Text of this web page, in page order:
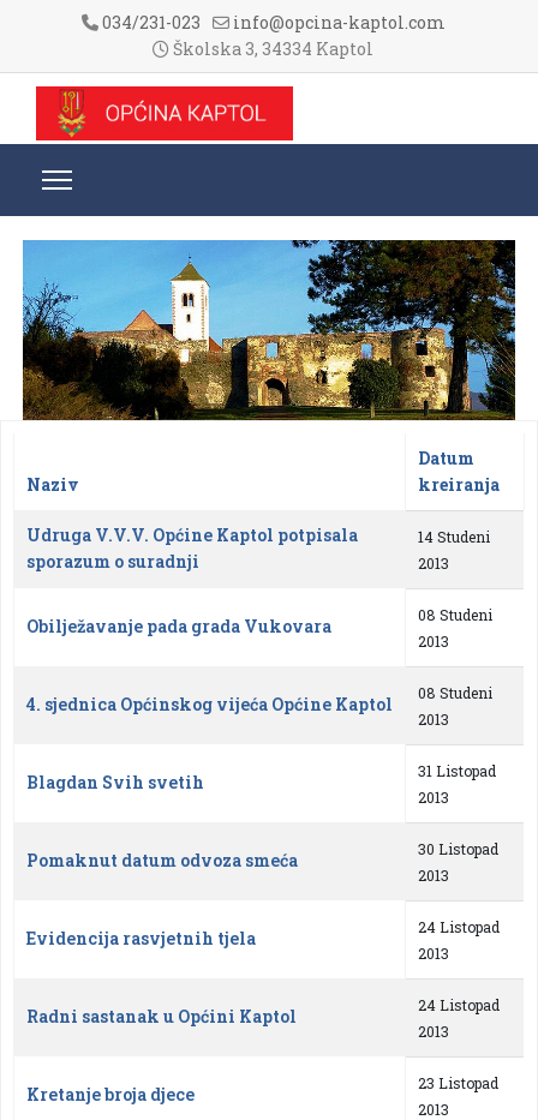
034/231-023
info@opcina-kaptol.com
Školska 3, 34334 Kaptol
Naziv
Datum
kreiranja
Udruga V.V.V. Općine Kaptol potpisala
sporazum o suradnji
14 Studeni
2013
Obilježavanje pada grada Vukovara
08 Studeni
2013
4. sjednica Općinskog vijeća Općine Kaptol
08 Studeni
2013
Blagdan Svih svetih
31 Listopad
2013
Pomaknut datum odvoza smeća
30 Listopad
2013
Evidencija rasvjetnih tjela
24 Listopad
2013
Radni sastanak u Općini Kaptol
24 Listopad
2013
Kretanje broja djece
23 Listopad
2013